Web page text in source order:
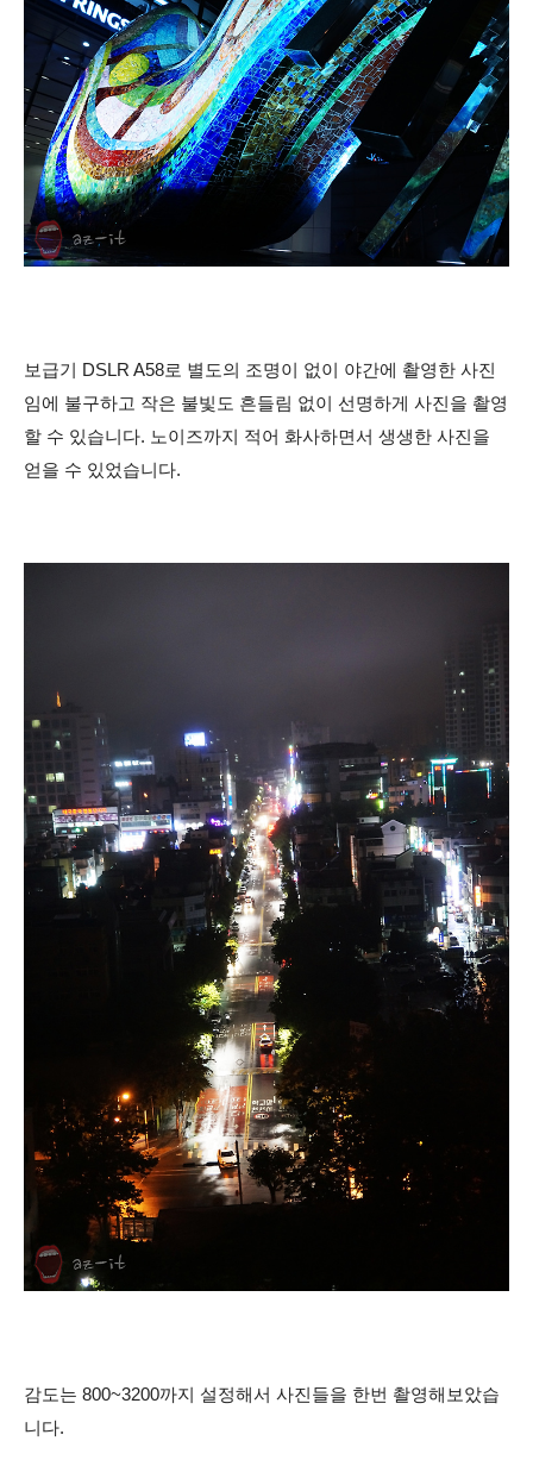
보급기 DSLR A58로 별도의 조명이 없이 야간에 촬영한 사진
임에 불구하고 작은 불빛도 흔들림 없이 선명하게 사진을 촬영
할 수 있습니다. 노이즈까지 적어 화사하면서 생생한 사진을
얻을 수 있었습니다.
감도는 800~3200까지 설정해서 사진들을 한번 촬영해보았습
니다.